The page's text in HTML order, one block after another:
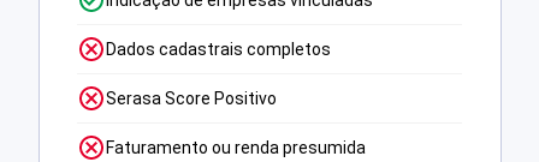
Dados cadastrais completos
Serasa Score Positivo
Faturamento ou renda presumida